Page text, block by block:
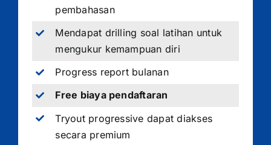
pembahasan
Mendapat drilling soal latihan untuk
mengukur kemampuan diri
Progress report bulanan
Free biaya pendaftaran
Tryout progressive dapat diakses
secara premium